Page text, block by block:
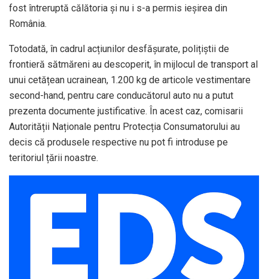
fost întreruptă călătoria și nu i s-a permis ieșirea din
România.
Totodată, în cadrul acțiunilor desfășurate, polițiștii de
frontieră sătmăreni au descoperit, în mijlocul de transport al
unui cetățean ucrainean, 1.200 kg de articole vestimentare
second-hand, pentru care conducătorul auto nu a putut
prezenta documente justificative. În acest caz, comisarii
Autorității Naționale pentru Protecția Consumatorului au
decis că produsele respective nu pot fi introduse pe
teritoriul țării noastre.